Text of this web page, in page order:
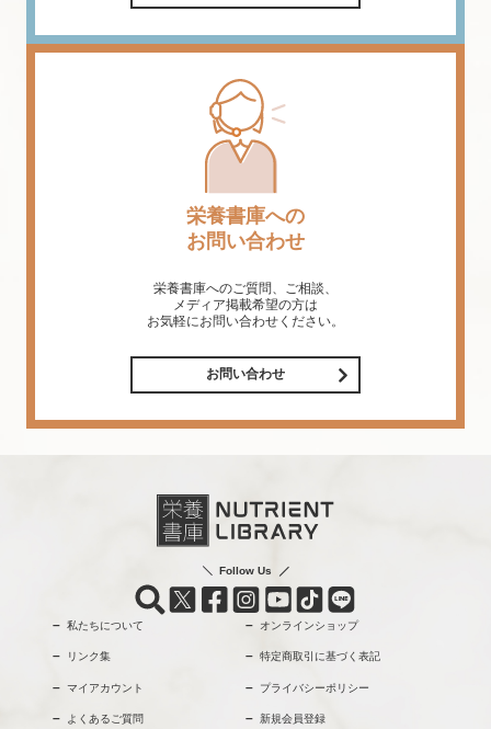
栄養書庫への
お問い合わせ
栄養書庫へのご質問、ご相談、
メディア掲載希望の方は
お気軽にお問い合わせください。
お問い合わせ
Follow Us
私たちについて オンラインショップ
リンク集 特定商取引に基づく表記
マイアカウント プライバシーポリシー
よくあるご質問 新規会員登録